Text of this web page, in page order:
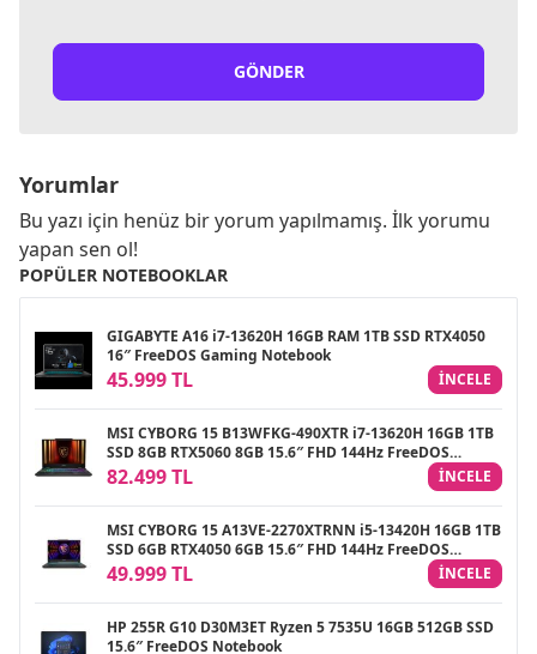
GÖNDER
Yorumlar
Bu yazı için henüz bir yorum yapılmamış. İlk yorumu
yapan sen ol!
POPÜLER NOTEBOOKLAR
GIGABYTE A16 i7-13620H 16GB RAM 1TB SSD RTX4050
16″ FreeDOS Gaming Notebook
45.999 TL INCELE
MSI CYBORG 15 B13WFKG-490XTR i7-13620H 16GB 1TB
SSD 8GB RTX5060 8GB 15.6″ FHD 144Hz FreeDOS
Gaming Notebook
82.499 TL INCELE
MSI CYBORG 15 A13VE-2270XTRNN i5-13420H 16GB 1TB
SSD 6GB RTX4050 6GB 15.6″ FHD 144Hz FreeDOS
Gaming Notebook
49.999 TL INCELE
HP 255R G10 D30M3ET Ryzen 5 7535U 16GB 512GB SSD
15.6″ FreeDOS Notebook